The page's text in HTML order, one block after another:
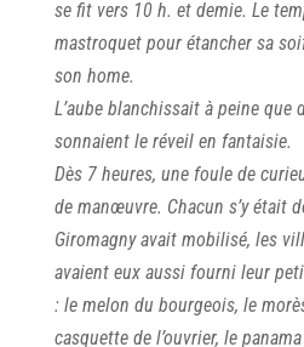
se fit vers 10 h. et demie. Le
mastroquet pour étancher sa
son home.
L’aube blanchissait à peine que
sonnaient le réveil en fantaisie.
Dès 7 heures, une foule de
de manœuvre. Chacun s’y était
Giromagny avait mobilisé, les
avaient eux aussi fourni leur
: le melon du bourgeois, le
casquette de l’ouvrier, le